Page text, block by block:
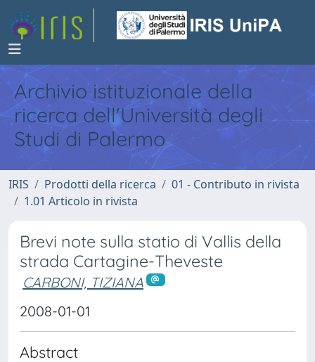
Archivio istituzionale della
ricerca dell'Università degli
Studi di Palermo
IRIS Prodotti della ricerca
01 - Contributo in rivista
1.01 Articolo in rivista
Brevi note sulla statio di Vallis della
strada Cartagine-Theveste
CARBONI, TIZIANA
2008-01-01
Abstract